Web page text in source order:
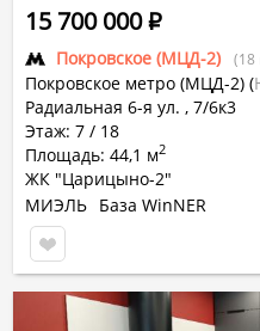
Покровское (МЦД-2)
Покровское метро (МЦД-2) (
Радиальная 6-я ул. , 7/6к3
Этаж: 7 / 18
Площадь: 44,1 м2
ЖК "Царицыно-2"
15 700 000Р
МИЭЛЬ База WinNER